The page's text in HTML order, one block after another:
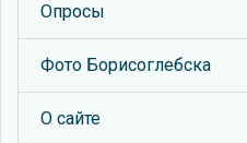
Опросы
Фото Борисоглебска
О сайте